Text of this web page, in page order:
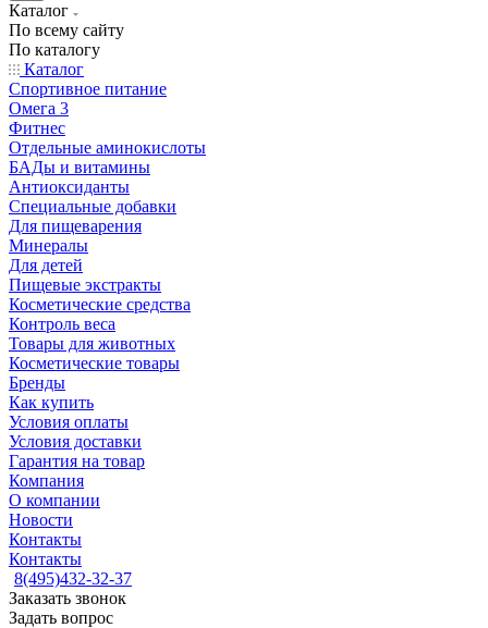
Каталог
По всему сайту
По каталогу
Каталог
Спортивное питание
Омега 3
Фитнес
Отдельные аминокислоты
БАДы и витамины
Антиоксиданты
Специальные добавки
Для пищеварения
Минералы
Для детей
Пищевые экстракты
Косметические средства
Контроль веса
Товары для животных
Косметические товары
Бренды
Как купить
Условия оплаты
Условия доставки
Гарантия на товар
Компания
О компании
Новости
Контакты
Контакты
8(495)432-32-37
Заказать звонок
Задать вопрос